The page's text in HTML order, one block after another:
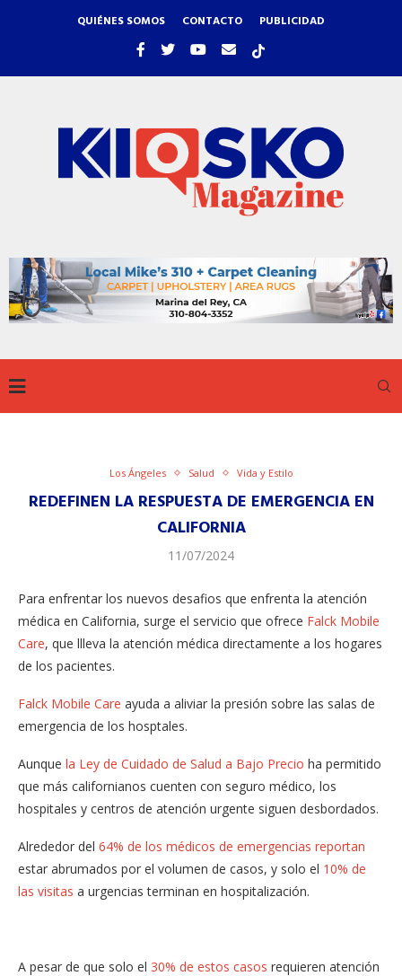
QUIÉNES SOMOS CONTACTO PUBLICIDAD
Los Ángeles Salud Vida y Estilo
REDEFINEN LA RESPUESTA DE EMERGENCIA EN
CALIFORNIA
11/07/2024
Para enfrentar los nuevos desafios que enfrenta la atención
médica en California, surge el servicio que ofrece Falck Mobile
Care, que llleva la atención médica directamente a los hogares
de los pacientes.
Falck Mobile Care ayuda a aliviar la presión sobre las salas de
emergencia de los hosptales.
Aunque la Ley de Cuidado de Salud a Bajo Precio ha permitido
que más californianos cuenten con seguro médico, los
hospitales y centros de atención urgente siguen desbordados.
Alrededor del 64% de los médicos de emergencias reportan
estar abrumados por el volumen de casos, y solo el 10% de
las visitas a urgencias terminan en hospitalización.
A pesar de que solo el 30% de estos casos requieren atención